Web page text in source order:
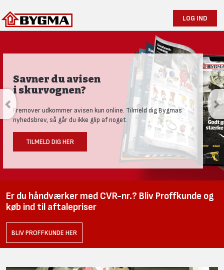
LOG IND
Savner du avisen
i skurvognen?
Fremover udkommer avisen kun online. Tilmeld dig Bygmas
nyhedsbrev, så går du ikke glip af noget.
TILMELD DIG HER
Er du håndværker med CVR-nr.? Bliv Proffkunde og
køb ind til aftalepriser
BLIV PROFFKUNDE HER